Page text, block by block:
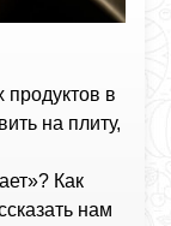
в
на плиту,
Как
нам